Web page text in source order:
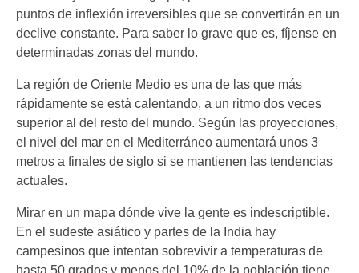
puntos de inflexión irreversibles que se convertirán en un
declive constante. Para saber lo grave que es, fíjense en
determinadas zonas del mundo.
La región de Oriente Medio es una de las que más
rápidamente se está calentando, a un ritmo dos veces
superior al del resto del mundo. Según las proyecciones,
el nivel del mar en el Mediterráneo aumentará unos 3
metros a finales de siglo si se mantienen las tendencias
actuales.
Mirar en un mapa dónde vive la gente es indescriptible.
En el sudeste asiático y partes de la India hay
campesinos que intentan sobrevivir a temperaturas de